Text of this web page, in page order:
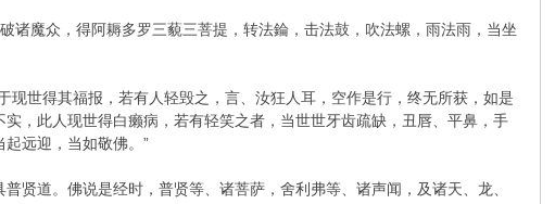
魔众，得阿耨多罗三藐三菩提，转法錀，击法鼓，吹法螺，雨法雨，当坐
世得其福报，若有人轻毁之，言、汝狂人耳，空作是行，终无所获，如是
，此人现世得白癞病，若有轻笑之者，当世世牙齿疏缺，丑唇、平鼻，手
远迎，当如敬佛。”
道。佛说是经时，普贤等、诸菩萨，舍利弗等、诸声闻，及诸天、龙、